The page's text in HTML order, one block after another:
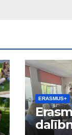
ERASMUS+